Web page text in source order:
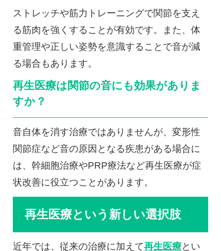
ストレッチや筋力トレーニングで関節を支え
る筋肉を強くすることが有効です。また、体
重管理や正しい姿勢を意識することで音が減
る場合もあります。
再生医療は関節の音にも効果がありま
すか？
音自体を消す治療ではありませんが、変形性
関節症など音の原因となる疾患がある場合に
は、幹細胞治療やPRP療法など再生医療が症
状改善に役立つことがあります。
再生医療という新しい選択肢
近年では、従来の治療に加えて再生医療とい